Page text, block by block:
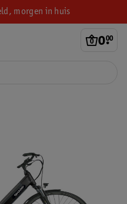
morgen in huis
0.
00